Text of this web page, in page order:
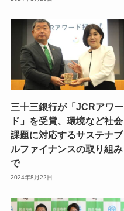
三十三銀行が「JCRアワー
ド」を受賞、環境など社会
課題に対応するサステナブ
ルファイナンスの取り組み
で
2024年8月22日